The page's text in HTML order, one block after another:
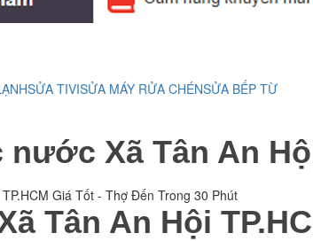
SỬA TIVISỬA MÁY RỬA CHÉNSỬA BẾP TỪ
Xã Tân An
Giá Tốt - Thợ Đến Trong 30 Phút
Tân An Hội